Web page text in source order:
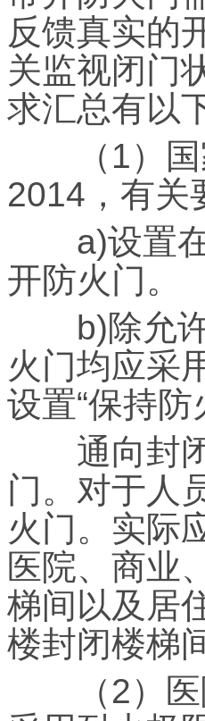
反馈真实的
关监视闭门
求汇总有以
（1）国
2014，有关
a)设置在
开防火门。
b)除允许
火门均应采
设置“保持
通向封闭
门。对于人
火门。实际
医院、商业
梯间以及居
楼封闭楼梯
（2）医